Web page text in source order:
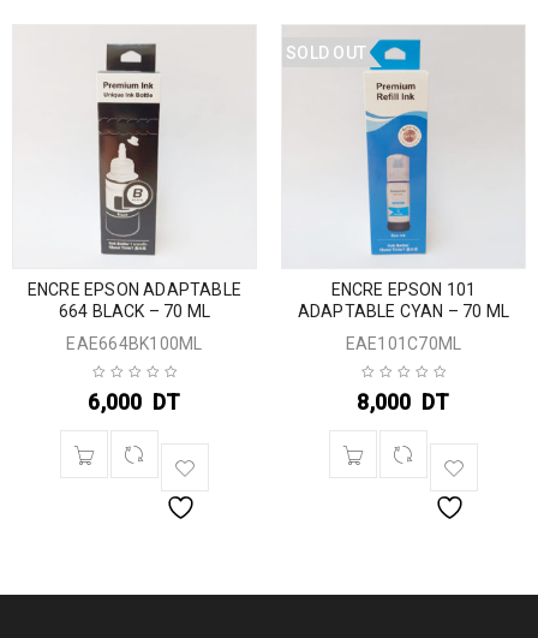
ENCRE EPSON ADAPTABLE
664 BLACK – 70 ML
EAE664BK100ML
6,000 DT
SOLD OUT
ENCRE EPSON 101
ADAPTABLE CYAN – 70 ML
EAE101C70ML
8,000 DT